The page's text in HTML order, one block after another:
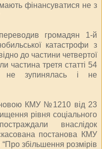
мають фінансуватися не з
громадян 1-й
катастрофи з
до частини четвертої
частина третя статті 54
не зупинялась і не
КМУ №1210 від 23
рівня соціального
внаслідок
постанова КМУ
збільшення розмірів